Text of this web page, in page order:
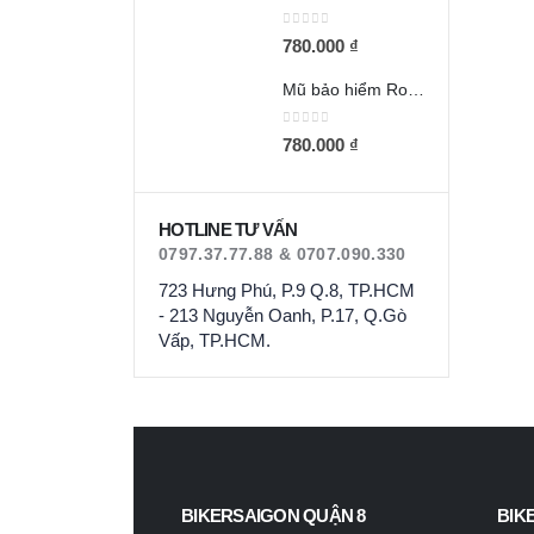
0out of 5
780.000 ₫
0out of 5
780.000 ₫
HOTLINE TƯ VẤN
0797.37.77.88 & 0707.090.330
723 Hưng Phú, P.9 Q.8, TP.HCM
- 213 Nguyễn Oanh, P.17, Q.Gò
Vấp, TP.HCM.
BIKERSAIGON QUẬN 8